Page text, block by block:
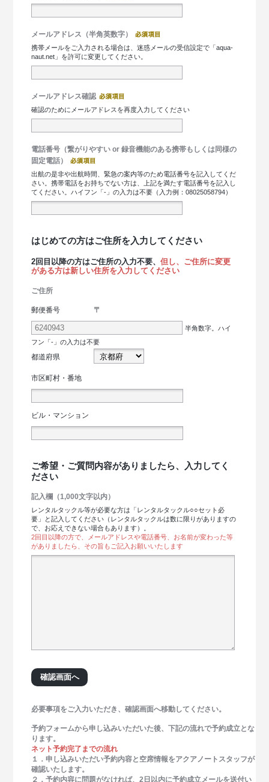
メールアドレス（半角英数字）
携帯メールをご入力される場合は、迷惑メールの受信設定で「aqua-
naut.net」を許可に変更してください。
メールアドレス確認
確認のためにメールアドレスを再度入力してください
電話番号（繋がりやすい or 録音機能のある携帯もしくは同様の
固定電話）
出航の是非や出航時間、緊急の案内等のため電話番号を記入してくだ
さい。携帯電話をお持ちでない方は、上記を満たす電話番号を記入し
てください。ハイフン「-」の入力は不要（入力例：08025058794）
はじめての方はご住所を入力してください
2回目以降の方はご住所の入力不要、但し、ご住所に変更
がある方は新しい住所を入力してください
ご住所
郵便番号 〒
半角数字。ハイ
フン「-」の入力は不要
都道府県
市区町村・番地
ビル・マンション
ご希望・ご質問内容がありましたら、入力してく
ださい
記入欄（1,000文字以内）
レンタルタックル等が必要な方は「レンタルタックル○○セット必
要」と記入してください（レンタルタックルは数に限りがありますの
で、お応えできない場合もあります）。
2回目以降の方で、メールアドレスや電話番号、お名前が変わった等
がありましたら、その旨もご記入お願いいたします
必要事項をご入力いただき、確認画面へ移動してください。
予約フォームから申し込みいただいた後、下記の流れで予約成立とな
ります。
ネット予約完了までの流れ
１．申し込みいただい予約内容と空席情報をアクアノートスタッフが
確認いたします。
２．予約内容に問題がなければ、2日以内に予約成立メールを送付い